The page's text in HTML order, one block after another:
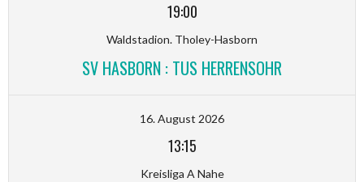
19:00
Waldstadion. Tholey-Hasborn
SV HASBORN : TUS HERRENSOHR
16. August 2026
13:15
Kreisliga A Nahe